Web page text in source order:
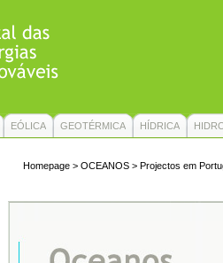
EÓLICA GEOTÉRMICA HÍDRICA
Homepage > OCEANOS > Projectos em